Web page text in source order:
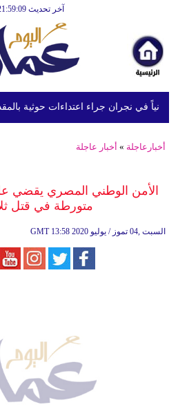
آخر تحديث GMT21:59:09
أخبارعاجلة » أخبار عاجلة
الأمن الوطني المصري يقضي
متورطة في قتل
GMT 13:58 2020 السبت ,04 تموز / يوليو